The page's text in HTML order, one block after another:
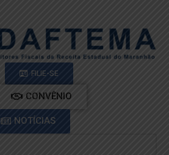
FILIE-SE
CONVÊNIO
NOTÍCIAS